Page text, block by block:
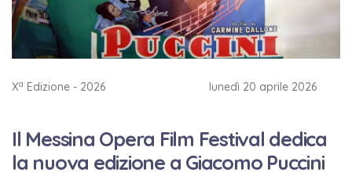
Xa Edizione - 2026 lunedì 20 aprile 2026
Il Messina Opera Film Festival dedica
la nuova edizione a Giacomo Puccini